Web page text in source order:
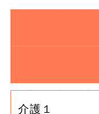
介護１